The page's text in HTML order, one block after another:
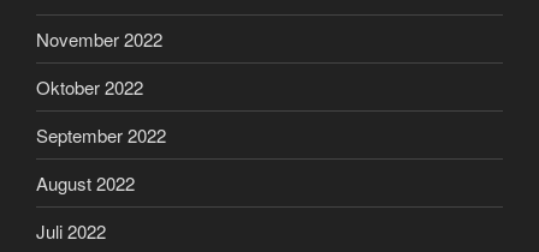
November 2022
Oktober 2022
September 2022
August 2022
Juli 2022